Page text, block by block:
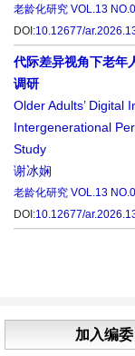
老龄化研究 VOL.13
DOI:10.12677/
代际差异视角下老
调研
Older Adults’ Digital
Intergenerational
Study
谢冰娴
老龄化研究 VOL.13
DOI:10.12677/
加入编委